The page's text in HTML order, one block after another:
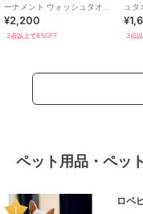
ーナメント ウォッシュタオ
ル・フェイスタオル各1枚入り
¥2,200
3点以上で8%OFF
ュタ
枚入
3点
ペット用品・ペッ
ロペ